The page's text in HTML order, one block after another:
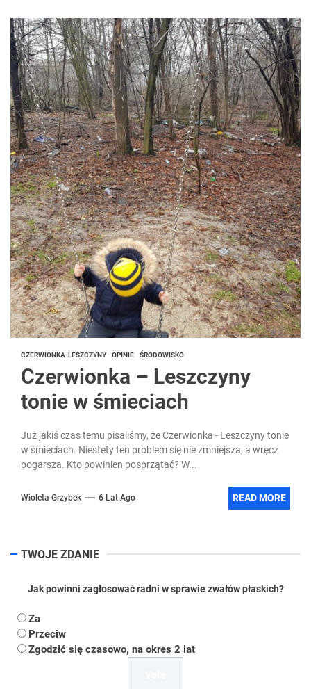
CZERWIONKA-LESZCZYNY OPINIE ŚRODOWISKO
Czerwionka – Leszczyny
tonie w śmieciach
Już jakiś czas temu pisaliśmy, że Czerwionka - Leszczyny tonie
w śmieciach. Niestety ten problem się nie zmniejsza, a wręcz
pogarsza. Kto powinien posprzątać? W...
Wioleta Grzybek 6 Lat Ago READ MORE
TWOJE ZDANIE
Jak powinni zagłosować radni w sprawie zwałów płaskich?
Za
Przeciw
Zgodzić się czasowo, na okres 2 lat